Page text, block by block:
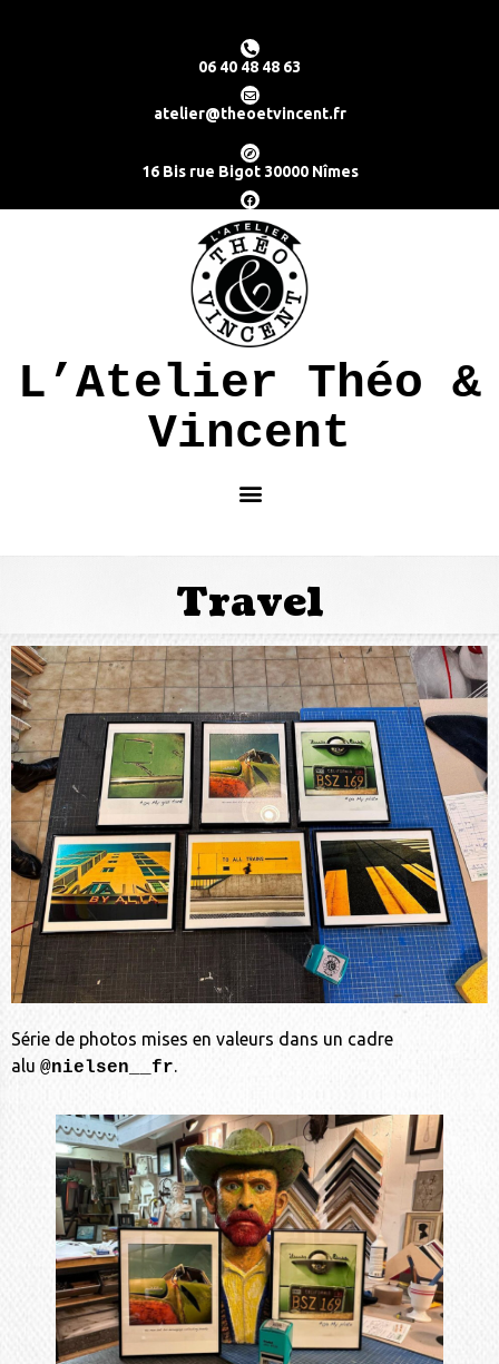
06 40 48 48 63
atelier@theoetvincent.fr
16 Bis rue Bigot 30000 Nîmes
L’Atelier Théo &
Vincent
Travel
Série de photos mises en valeurs dans un cadre
alu @nielsen__fr.